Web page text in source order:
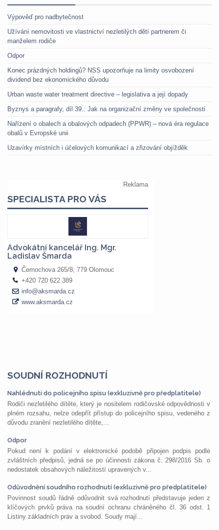
Výpověď pro nadbytečnost
Užívání nemovitosti ve vlastnictví nezletilých dětí partnerem či
manželem rodiče
Odpor
Konec prázdných holdingů? NSS upozorňuje na limity osvobození
dividend bez ekonomického důvodu
Urban waste water treatment directive – legislativa a její dopady
Byznys a paragrafy, díl 39.: Jak na organizační změny ve společnosti
Nařízení o obalech a obalových odpadech (PPWR) – nová éra regulace
obalů v Evropské unii
Uzavírky místních i účelových komunikací a zřizování objížděk
SOUDNÍ ROZHODNUTÍ
Nahlédnutí do policejního spisu (exkluzivně pro předplatitele)
Rodiči nezletilého dítěte, který je nositelem rodičovské odpovědnosti v
plném rozsahu, nelze odepřít přístup do policejního spisu, vedeného z
důvodu zranění nezletilého dítěte,...
Odpor
Pokud není k podání v elektronické podobě připojen podpis podle
zvláštních předpisů, jedná se po účinnosti zákona č. 298/2016 Sb. o
nedostatek obsahových náležitostí upravených v...
Odůvodnění soudního rozhodnutí (exkluzivně pro předplatitele)
Povinnost soudů řádně odůvodnit svá rozhodnutí představuje jeden z
klíčových prvků práva na soudní ochranu chráněného čl. 36 odst. 1
Listiny základních práv a svobod. Soudy mají...